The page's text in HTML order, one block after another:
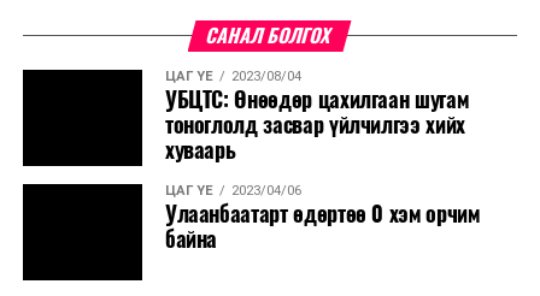
САНАЛ БОЛГОХ
ЦАГ ҮЕ 2023/08/04
УБЦТС: Өнөөдөр цахилгаан шугам
тоноглолд засвар үйлчилгээ хийх
хуваарь
ЦАГ ҮЕ 2023/04/06
Улаанбаатарт өдөртөө 0 хэм орчим
байна